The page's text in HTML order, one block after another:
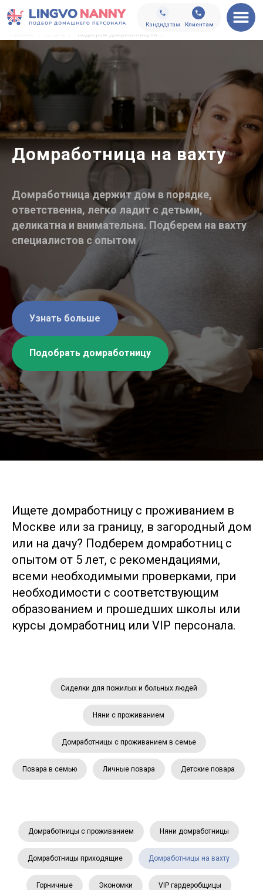
Кандидатам
Домработница на вахту
Домработница держит дом в порядке,
ответственна, легко ладит с детьми,
деликатна и внимательна. Подберем на вахту
специалистов с опытом
Узнать больше
Подобрать домработницу
Ищете домработницу с проживанием в
Москве или за границу, в загородный дом
или на дачу? Подберем домработниц с
опытом от 5 лет, с рекомендациями,
всеми необходимыми проверками, при
необходимости с соответствующим
образованием и прошедших школы или
курсы домработниц или VIP персонала.
Сиделки для пожилых и больных людей
Няни с проживанием
Домработницы с проживанием в семье
Повара в семью Личные повара Детские повара
Домработницы с проживанием Няни домработницы
Домработницы приходящие Домработницы на вахту
Горничные Экономки VIP гардеробщицы